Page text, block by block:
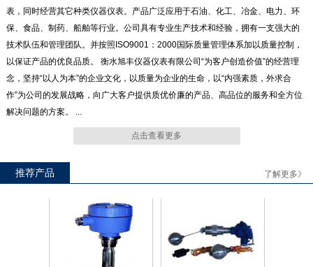
表，同时经营其它种类仪器仪表。产品广泛应用于石油、化工、冶金、电力、环
保、食品、制药、船舶等行业。公司具有专业生产技术和经验，拥有一支强大的
技术队伍和管理团队。并按照ISO9001：2000国际质量管理体系加以质量控制，
以保证产品的优良品质。 衡水旭丰仪器仪表有限公司“为客户创造价值”的经营理
念，坚持“以人为本”的企业文化，以质量为企业的生命，以“内强素质，外求合
作”为公司的发展战略，向广大客户提供质优价廉的产品、高品位的服务和全方位
解决问题的方案。 ...
点击查看更多
推荐产品 了解更多》
UB（A、B、C）T系列玻璃板
液位计
UHK57连杆浮球液位开关
UZY系列音叉物位发讯器 UHK570小型浮子液位开关